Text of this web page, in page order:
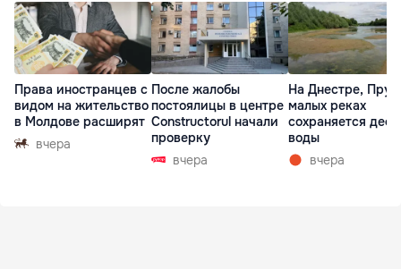
Права иностранцев с
видом на жительство
в Молдове расширят
вчера
После жалобы
постоялицы в центре
Constructorul начали
проверку
вчера
На Днестре,
малых реках
сохраняется
воды
вчера